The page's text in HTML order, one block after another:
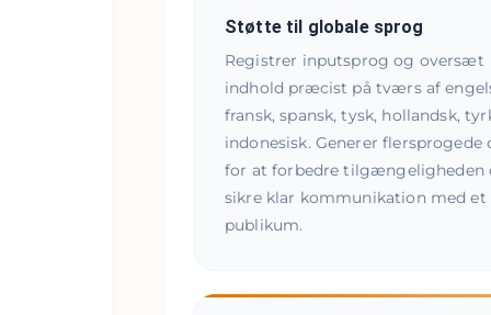
Støtte til globale sprog
Registrer inputsprog og oversæt
indhold præcist på tværs af
fransk, spansk, tysk, hollandsk,
indonesisk. Generer flersprogede
for at forbedre tilgængeligheden
sikre klar kommunikation med
publikum.